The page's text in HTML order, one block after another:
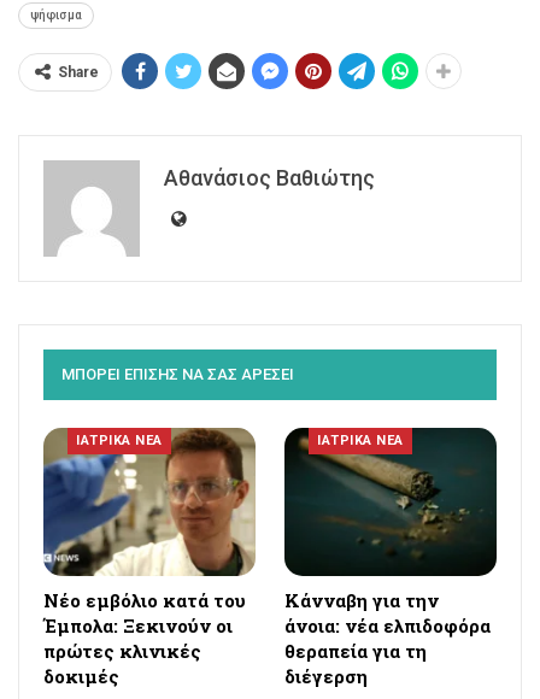
ψήφισμα
Share
Αθανάσιος Βαθιώτης
ΜΠΟΡΕΙ ΕΠΙΣΗΣ ΝΑ ΣΑΣ ΑΡΕΣΕΙ
ΙΑΤΡΙΚΑ ΝΕΑ
Νέο εμβόλιο κατά του
Έμπολα: Ξεκινούν οι
πρώτες κλινικές
δοκιμές
ΙΑΤΡΙΚΑ ΝΕΑ
Κάνναβη για την
άνοια: νέα ελπιδοφόρα
θεραπεία για τη
διέγερση